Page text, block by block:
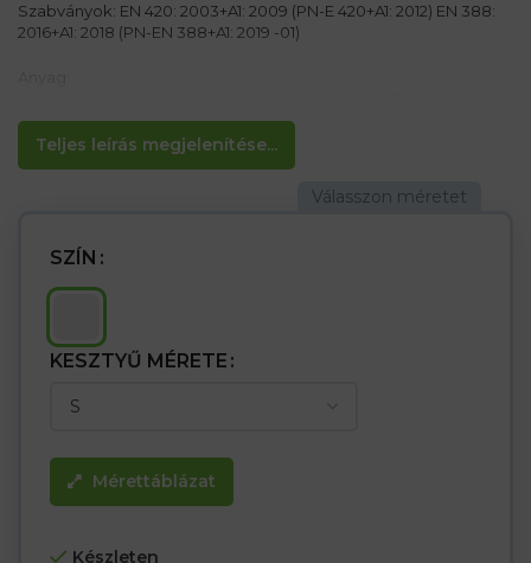
Teljes leírás megjelenítése...
Szabványok: EN 420: 2003+A1: 2009 (PN-E 420+A1: 2012) EN 388:
2016+A1: 2018 (PN-EN 388+A1: 2019 -01)
PVC célok a palmonon
Tulajdonságok:
– Zökkenőmentes
SZÍN
KESZTYŰ MÉRETE
Mérettáblázat
Készleten